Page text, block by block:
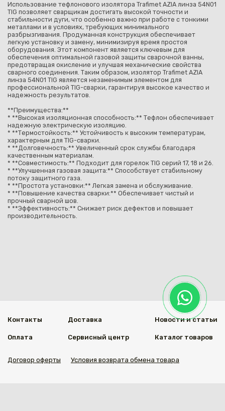
Использование тефлонового изолятора Trafimet AZIA линза 54N01
TIG позволяет сварщикам достигать высокой точности и
стабильности дуги, что особенно важно при работе с тонкими
металлами и в условиях, требующих минимального
разбрызгивания. Продуманная конструкция обеспечивает
легкую установку и замену, минимизируя время простоя
оборудования. Этот компонент является ключевым для
обеспечения оптимальной газовой защиты сварочной ванны,
предотвращая окисление и улучшая механические свойства
сварного соединения. Таким образом, изолятор Trafimet AZIA
линза 54N01 TIG является незаменимым элементом для
профессиональной TIG-сварки, гарантируя высокое качество и
надежность результатов.
**Преимущества:**
* **Высокая изоляционная способность:** Тефлон обеспечивает
надежную электрическую изоляцию.
* **Термостойкость:** Устойчивость к высоким температурам,
характерным для TIG-сварки.
* **Долговечность:** Увеличенный срок службы благодаря
качественным материалам.
* **Совместимость:** Подходит для горелок TIG серий 17, 18 и 26.
* **Улучшенная газовая защита:** Способствует стабильному
потоку защитного газа.
* **Простота установки:** Легкая замена и обслуживание.
* **Повышение качества сварки:** Обеспечивает чистый и
прочный сварной шов.
* **Эффективность:** Снижает риск дефектов и повышает
производительность.
Контакты
Оплата
Доставка
Сервисный центр
Новости и статьи
Каталог товаров
Договор оферты Условия возврата обмена товара